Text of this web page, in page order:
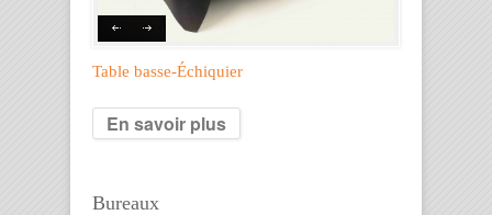
Table basse-Échiquier
En savoir plus
Bureaux